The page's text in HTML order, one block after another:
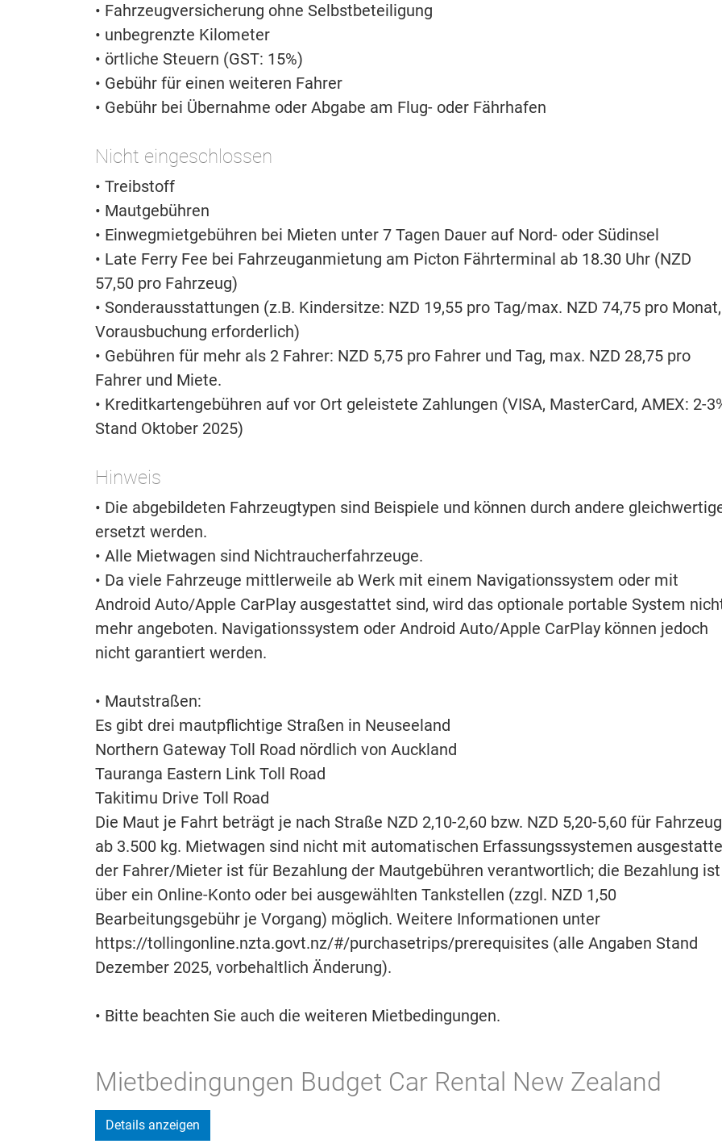
• Fahrzeugversicherung ohne Selbstbeteiligung
• unbegrenzte Kilometer
• örtliche Steuern (GST: 15%)
• Gebühr für einen weiteren Fahrer
• Gebühr bei Übernahme oder Abgabe am Flug- oder Fährhafen
Nicht eingeschlossen
• Treibstoff
• Mautgebühren
• Einwegmietgebühren bei Mieten unter 7 Tagen Dauer auf Nord- oder Südinsel
• Late Ferry Fee bei Fahrzeuganmietung am Picton Fährterminal ab 18.30 Uhr (NZD
57,50 pro Fahrzeug)
• Sonderausstattungen (z.B. Kindersitze: NZD 19,55 pro Tag/max. NZD 74,75 pro Monat,
Vorausbuchung erforderlich)
• Gebühren für mehr als 2 Fahrer: NZD 5,75 pro Fahrer und Tag, max. NZD 28,75 pro
Fahrer und Miete.
• Kreditkartengebühren auf vor Ort geleistete Zahlungen (VISA, MasterCard, AMEX: 2-
Stand Oktober 2025)
Hinweis
• Die abgebildeten Fahrzeugtypen sind Beispiele und können durch andere
ersetzt werden.
• Alle Mietwagen sind Nichtraucherfahrzeuge.
• Da viele Fahrzeuge mittlerweile ab Werk mit einem Navigationssystem oder mit
Android Auto/Apple CarPlay ausgestattet sind, wird das optionale portable System
mehr angeboten. Navigationssystem oder Android Auto/Apple CarPlay können jedoch
nicht garantiert werden.
• Mautstraßen:
Es gibt drei mautpflichtige Straßen in Neuseeland
Northern Gateway Toll Road nördlich von Auckland
Tauranga Eastern Link Toll Road
Takitimu Drive Toll Road
Die Maut je Fahrt beträgt je nach Straße NZD 2,10-2,60 bzw. NZD 5,20-5,60 für
ab 3.500 kg. Mietwagen sind nicht mit automatischen Erfassungssystemen
der Fahrer/Mieter ist für Bezahlung der Mautgebühren verantwortlich; die Bezahlung ist
über ein Online-Konto oder bei ausgewählten Tankstellen (zzgl. NZD 1,50
Bearbeitungsgebühr je Vorgang) möglich. Weitere Informationen unter
https://tollingonline.nzta.govt.nz/#/purchasetrips/prerequisites (alle Angaben Stand
Dezember 2025, vorbehaltlich Änderung).
• Bitte beachten Sie auch die weiteren Mietbedingungen.
Mietbedingungen Budget Car Rental New Zealand
Details anzeigen